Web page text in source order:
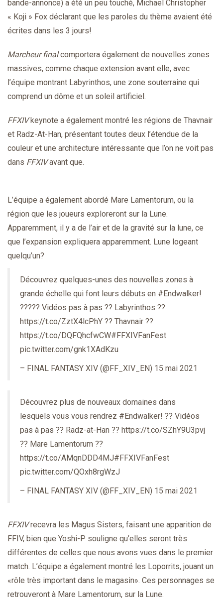
bande-annonce) a été un peu touché, Michael Christopher
« Koji » Fox déclarant que les paroles du thème avaient été
écrites dans les 3 jours!
Marcheur finalcomportera également de nouvelles zones
massives, comme chaque extension avant elle, avec
l’équipe montrant Labyrinthos, une zone souterraine qui
comprend un dôme et un soleil artificiel.
FFXIVkeynote a également montré les régions de Thavnair
et Radz-At-Han, présentant toutes deux l’étendue de la
couleur et une architecture intéressante que l’on ne voit pas
dans FFXIVavant que.
L’équipe a également abordé Mare Lamentorum, ou la
région que les joueurs exploreront sur la Lune.
Apparemment, il y a de l’air et de la gravité sur la lune, ce
que l’expansion expliquera apparemment. Lune logeant
quelqu’un?
Découvrez quelques-unes des nouvelles zones à
grande échelle qui font leurs débuts en #Endwalker!
????? Vidéos pas à pas ?? Labyrinthos ??
https://t.co/ZztX4lcPhY ?? Thavnair ??
https://t.co/DQFQhcfwCW#FFXIVFanFest
pic.twitter.com/gnk1XAdKzu
– FINAL FANTASY XIV (@FF_XIV_EN) 15 mai 2021
Découvrez plus de nouveaux domaines dans
lesquels vous vous rendrez #Endwalker! ?? Vidéos
pas à pas ?? Radz-at-Han ?? https://t.co/SZhY9U3pvj
?? Mare Lamentorum ??
https://t.co/AMqnDDD4MJ#FFXIVFanFest
pic.twitter.com/QOxh8rgWzJ
– FINAL FANTASY XIV (@FF_XIV_EN) 15 mai 2021
FFXIVrecevra les Magus Sisters, faisant une apparition de
FFIV, bien que Yoshi-P souligne qu’elles seront très
différentes de celles que nous avons vues dans le premier
match. L’équipe a également montré les Loporrits, jouant un
«rôle très important dans le magasin». Ces personnages se
retrouveront à Mare Lamentorum, sur la Lune.